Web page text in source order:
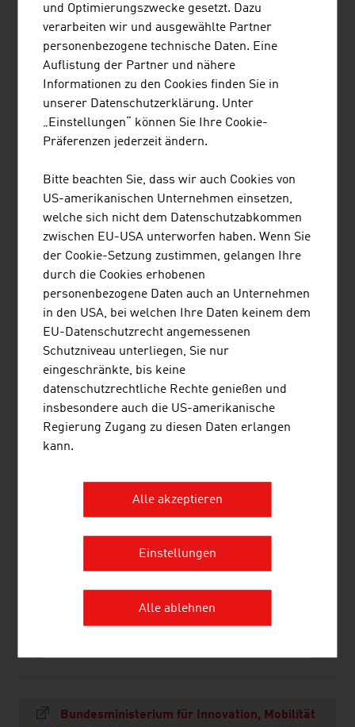
VERTEIDIGUNG UND SICHERHEIT
Quelle: ARGE Sicherheit und Wirtschaft
Eckdaten der österreichischen Sicherheit- und
Verteidigungsindustrie
Unternehmen
Jahresumsatz 3,3 Mrd. Euro
Exportanteil 90 %
Trend Top 500
Die größten Unternehmen im Bereich
Aerospace/Sicherheit in Österreich nach
Nettoumsatz in Mio. Euro (2024)
Rosenbauer International AG
Swarco AG
Frequentis AG
Bundesministerium für Innovation, Mobilität
und Optimierungszwecke gesetzt. Dazu
verarbeiten wir und ausgewählte Partner
personenbezogene technische Daten. Eine
Auflistung der Partner und nähere
Informationen zu den Cookies finden Sie in
unserer Datenschutzerklärung. Unter
„Einstellungen“ können Sie Ihre Cookie-
Präferenzen jederzeit ändern.
Bitte beachten Sie, dass wir auch Cookies von
US-amerikanischen Unternehmen einsetzen,
welche sich nicht dem Datenschutzabkommen
zwischen EU-USA unterworfen haben. Wenn Sie
der Cookie-Setzung zustimmen, gelangen Ihre
durch die Cookies erhobenen
personenbezogene Daten auch an Unternehmen
in den USA, bei welchen Ihre Daten keinem dem
EU-Datenschutzrecht angemessenen
Schutzniveau unterliegen, Sie nur
eingeschränkte, bis keine
datenschutzrechtliche Rechte genießen und
insbesondere auch die US-amerikanische
Regierung Zugang zu diesen Daten erlangen
kann.
Alle akzeptieren
Einstellungen
Alle ablehnen